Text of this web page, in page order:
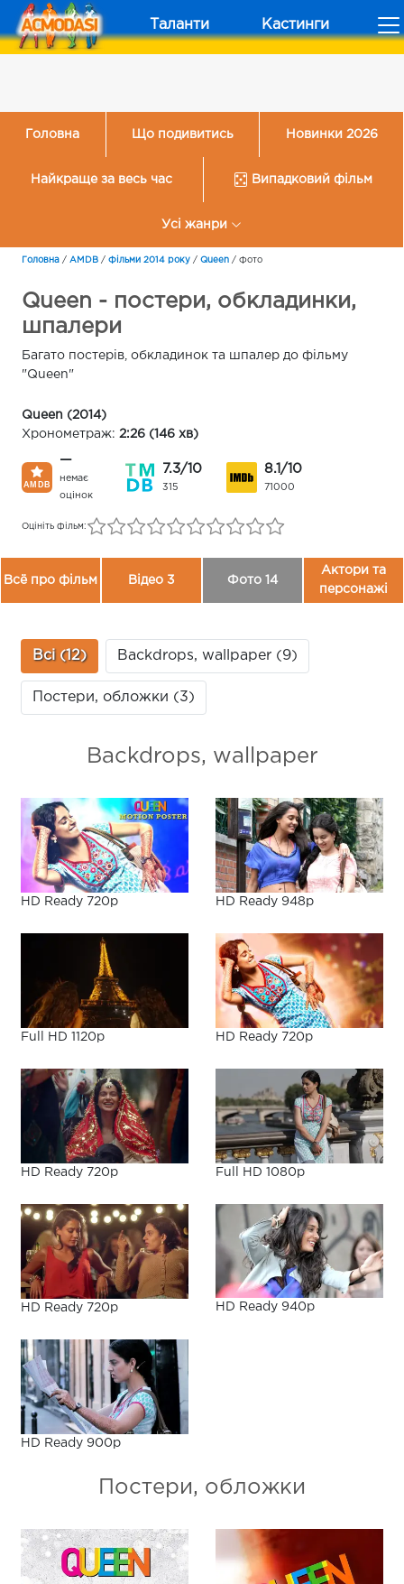
Таланти Кастинги
Головна Що подивитись Новинки 2026
Найкраще за весь час Випадковий фільм
Усі жанри
Головна / AMDB / Фільми 2014 року / Queen / Фото
Queen - постери, обкладинки,
шпалери
Багато постерів, обкладинок та шпалер до фільму
"Queen"
Queen (2014)
Хронометраж: 2:26 (146 хв)
—
немає
оцінок
7.3/10
315
8.1/10
71000
Оцініть фільм:
Всё про фільм Відео 3 Фото 14
Актори та
персонажі
Всі (12) Backdrops, wallpaper (9)
Постери, обложки (3)
Backdrops, wallpaper
HD Ready 720p HD Ready 948p
Full HD 1120p HD Ready 720p
HD Ready 720p Full HD 1080p
HD Ready 720p HD Ready 940p
HD Ready 900p
Постери, обложки